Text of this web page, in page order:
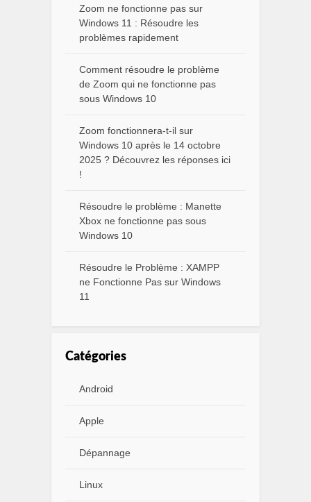
Zoom ne fonctionne pas sur
Windows 11 : Résoudre les
problèmes rapidement
Comment résoudre le problème
de Zoom qui ne fonctionne pas
sous Windows 10
Zoom fonctionnera-t-il sur
Windows 10 après le 14 octobre
2025 ? Découvrez les réponses ici
!
Résoudre le problème : Manette
Xbox ne fonctionne pas sous
Windows 10
Résoudre le Problème : XAMPP
ne Fonctionne Pas sur Windows
11
Catégories
Android
Apple
Dépannage
Linux